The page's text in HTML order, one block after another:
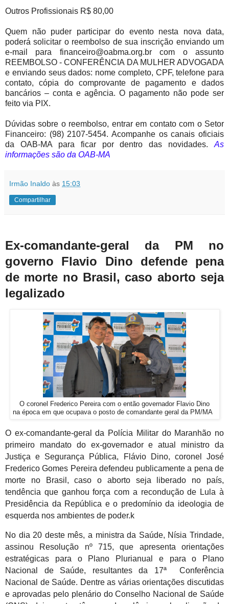
Outros Profissionais R$ 80,00
Quem não puder participar do evento nesta nova data,
poderá solicitar o reembolso de sua inscrição enviando um
e-mail para financeiro@oabma.org.br com o assunto
REEMBOLSO - CONFERÊNCIA DA MULHER ADVOGADA
e enviando seus dados: nome completo, CPF, telefone para
contato, cópia do comprovante de pagamento e dados
bancários – conta e agência. O pagamento não pode ser
feito via PIX.
Dúvidas sobre o reembolso, entrar em contato com o Setor
Financeiro: (98) 2107-5454. Acompanhe os canais oficiais
da OAB-MA para ficar por dentro das novidades. As
informações são da OAB-MA
Irmão Inaldo às 15:03
Compartilhar
Ex-comandante-geral da PM no
governo Flavio Dino defende pena
de morte no Brasil, caso aborto seja
legalizado
O coronel Frederico Pereira com o então governador Flavio Dino
na época em que ocupava o posto de comandante geral da PM/MA
O ex-comandante-geral da Polícia Militar do Maranhão no
primeiro mandato do ex-governador e atual ministro da
Justiça e Segurança Pública, Flávio Dino, coronel José
Frederico Gomes Pereira defendeu publicamente a pena de
morte no Brasil, caso o aborto seja liberado no país,
tendência que ganhou força com a recondução de Lula à
Presidência da República e o predomínio da ideologia de
esquerda nos ambientes de poder.k
No dia 20 deste mês, a ministra da Saúde, Nísia Trindade,
assinou Resolução nº 715, que apresenta orientações
estratégicas para o Plano Plurianual e para o Plano
Nacional de Saúde, resultantes da 17ª Conferência
Nacional de Saúde. Dentre as váriasorientações discutidas
e aprovadas pelo plenário do Conselho Nacional de Saúde